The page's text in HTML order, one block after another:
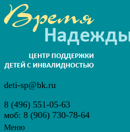
deti-sp@bk.ru
8 (496) 551-05-63
моб: 8 (906) 730-78-64
Меню